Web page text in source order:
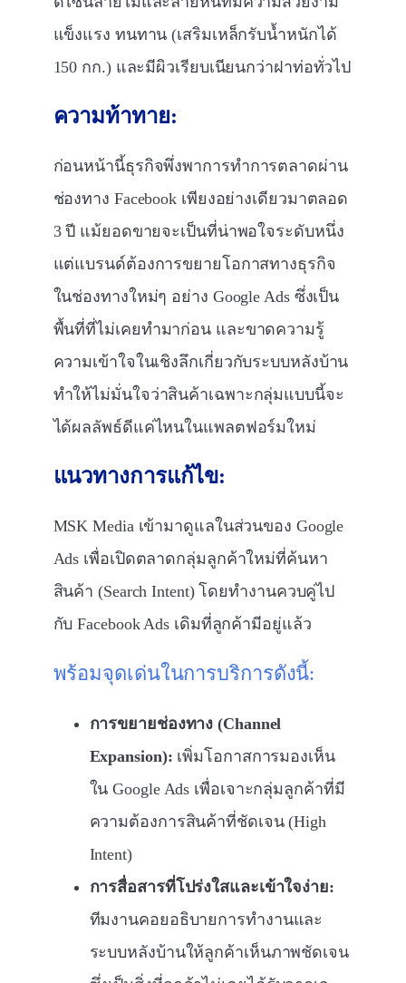
แข็งแรง ทนทาน (เสริมเหล็กรับน้ำหนักได้
150 กก.) และมีผิวเรียบเนียนกว่าฝาท่อทั่วไป
ความท้าทาย:
ก่อนหน้านี้ธุรกิจพึ่งพาการทำการตลาดผ่าน
ช่องทาง Facebook เพียงอย่างเดียวมาตลอด
3 ปี แม้ยอดขายจะเป็นที่น่าพอใจระดับหนึ่ง
แต่แบรนด์ต้องการขยายโอกาสทางธุรกิจ
ในช่องทางใหม่ๆ อย่าง Google Ads ซึ่งเป็น
พื้นที่ที่ไม่เคยทำมาก่อน และขาดความรู้
ความเข้าใจในเชิงลึกเกี่ยวกับระบบหลังบ้าน
ทำให้ไม่มั่นใจว่าสินค้าเฉพาะกลุ่มแบบนี้จะ
ได้ผลลัพธ์ดีแค่ไหนในแพลตฟอร์มใหม่
แนวทางการแก้ไข:
MSK Media เข้ามาดูแลในส่วนของ Google
Ads เพื่อเปิดตลาดกลุ่มลูกค้าใหม่ที่ค้นหา
สินค้า (Search Intent) โดยทำงานควบคู่ไป
กับ Facebook Ads เดิมที่ลูกค้ามีอยู่แล้ว
พร้อมจุดเด่นในการบริการดังนี้:
การขยายช่องทาง (Channel
Expansion): เพิ่มโอกาสการมองเห็น
ใน Google Ads เพื่อเจาะกลุ่มลูกค้าที่มี
ความต้องการสินค้าที่ชัดเจน (High
Intent)
การสื่อสารที่โปร่งใสและเข้าใจง่าย:
ทีมงานคอยอธิบายการทำงานและ
ระบบหลังบ้านให้ลูกค้าเห็นภาพชัดเจน